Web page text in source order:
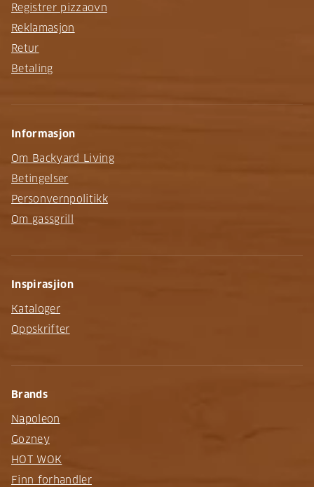
Registrer pizzaovn
Reklamasjon
Retur
Betaling
Informasjon
Om Backyard Living
Betingelser
Personvernpolitikk
Om gassgrill
Inspirasjion
Kataloger
Oppskrifter
Brands
Napoleon
Gozney
HOT WOK
Finn forhandler